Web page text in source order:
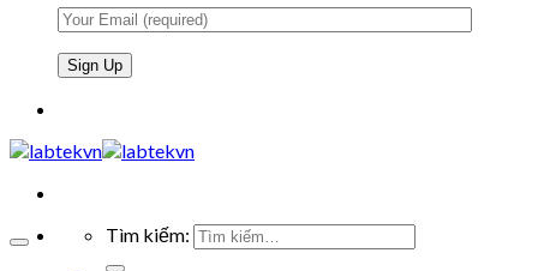
Tìm kiếm: